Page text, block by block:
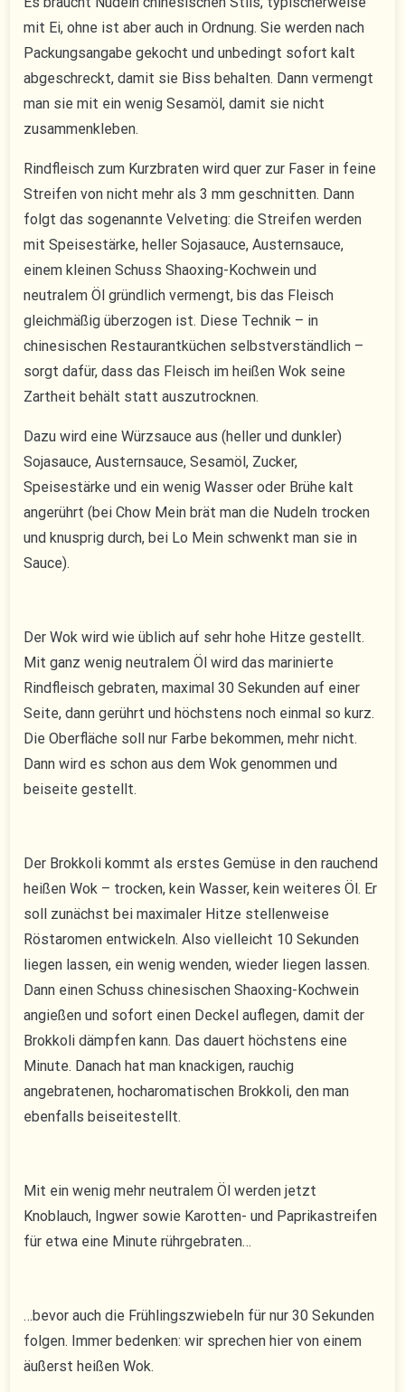
mit Ei, ohne ist aber auch in Ordnung. Sie werden nach
Packungsangabe gekocht und unbedingt sofort kalt
abgeschreckt, damit sie Biss behalten. Dann vermengt
man sie mit ein wenig Sesamöl, damit sie nicht
zusammenkleben.
Rindfleisch zum Kurzbraten wird quer zur Faser in feine
Streifen von nicht mehr als 3 mm geschnitten. Dann
folgt das sogenannte Velveting: die Streifen werden
mit Speisestärke, heller Sojasauce, Austernsauce,
einem kleinen Schuss Shaoxing-Kochwein und
neutralem Öl gründlich vermengt, bis das Fleisch
gleichmäßig überzogen ist. Diese Technik – in
chinesischen Restaurantküchen selbstverständlich –
sorgt dafür, dass das Fleisch im heißen Wok seine
Zartheit behält statt auszutrocknen.
Dazu wird eine Würzsauce aus (heller und dunkler)
Sojasauce, Austernsauce, Sesamöl, Zucker,
Speisestärke und ein wenig Wasser oder Brühe kalt
angerührt (bei Chow Mein brät man die Nudeln trocken
und knusprig durch, bei Lo Mein schwenkt man sie in
Sauce).
Der Wok wird wie üblich auf sehr hohe Hitze gestellt.
Mit ganz wenig neutralem Öl wird das marinierte
Rindfleisch gebraten, maximal 30 Sekunden auf einer
Seite, dann gerührt und höchstens noch einmal so kurz.
Die Oberfläche soll nur Farbe bekommen, mehr nicht.
Dann wird es schon aus dem Wok genommen und
beiseite gestellt.
Der Brokkoli kommt als erstes Gemüse in den rauchend
heißen Wok – trocken, kein Wasser, kein weiteres Öl. Er
soll zunächst bei maximaler Hitze stellenweise
Röstaromen entwickeln. Also vielleicht 10 Sekunden
liegen lassen, ein wenig wenden, wieder liegen lassen.
Dann einen Schuss chinesischen Shaoxing-Kochwein
angießen und sofort einen Deckel auflegen, damit der
Brokkoli dämpfen kann. Das dauert höchstens eine
Minute. Danach hat man knackigen, rauchig
angebratenen, hocharomatischen Brokkoli, den man
ebenfalls beiseitestellt.
Mit ein wenig mehr neutralem Öl werden jetzt
Knoblauch, Ingwer sowie Karotten- und Paprikastreifen
für etwa eine Minute rührgebraten…
…bevor auch die Frühlingszwiebeln für nur 30 Sekunden
folgen. Immer bedenken: wir sprechen hier von einem
äußerst heißen Wok.